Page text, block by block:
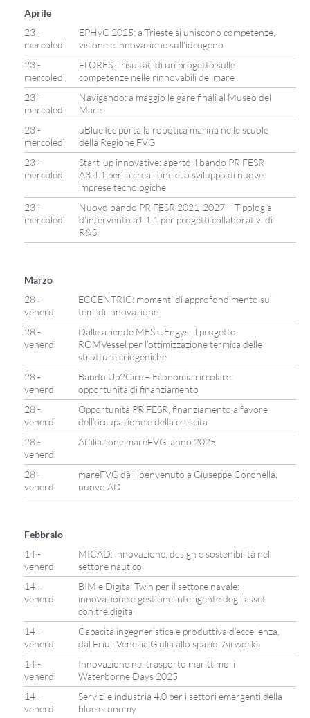
Aprile
23 -
mercoledì
EPHyC 2025: a Trieste si uniscono competenze,
visione e innovazione sull’idrogeno
23 -
mercoledì
FLORES: i risultati di un progetto sulle
competenze nelle rinnovabili del mare
23 -
mercoledì
Navigando: a maggio le gare finali al Museo del
Mare
23 -
mercoledì
uBlueTec porta la robotica marina nelle scuole
della Regione FVG
23 -
mercoledì
Start-up innovative: aperto il bando PR FESR
A3.4.1 per la creazione e lo sviluppo di nuove
imprese tecnologiche
23 -
mercoledì
Nuovo bando PR FESR 2021-2027 – Tipologia
d’intervento a1.1.1 per progetti collaborativi di
R&S
Marzo
28 -
venerdì
ECCENTRIC: momenti di approfondimento sui
temi di innovazione
28 -
venerdì
Dalle aziende MES e Engys, il progetto
ROMVessel per l’ottimizzazione termica delle
strutture criogeniche
28 -
venerdì
Bando Up2Circ – Economia circolare:
opportunità di finanziamento
28 -
venerdì
Opportunità PR FESR, finanziamento a favore
dell’occupazione e della crescita
28 -
venerdì
Affiliazione mareFVG, anno 2025
28 -
venerdì
mareFVG dà il benvenuto a Giuseppe Coronella,
nuovo AD
Febbraio
14 -
venerdì
MICAD: innovazione, design e sostenibilità nel
settore nautico
14 -
venerdì
BIM e Digital Twin per il settore navale:
innovazione e gestione intelligente degli asset
con tre.digital
14 -
venerdì
Capacità ingegneristica e produttiva d’eccellenza,
dal Friuli Venezia Giulia allo spazio: Airworks
14 -
venerdì
Innovazione nel trasporto marittimo: i
Waterborne Days 2025
14 -
venerdì
Servizi e industria 4.0 per i settori emergenti della
blue economy